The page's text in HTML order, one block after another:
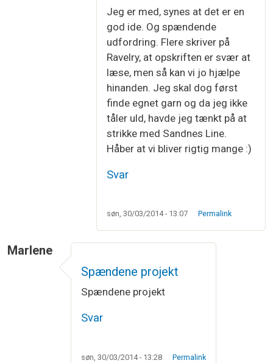
Jeg er med, synes at det er en
god ide. Og spændende
udfordring. Flere skriver på
Ravelry, at opskriften er svær at
læse, men så kan vi jo hjælpe
hinanden. Jeg skal dog først
finde egnet garn og da jeg ikke
tåler uld, havde jeg tænkt på at
strikke med Sandnes Line.
Håber at vi bliver rigtig mange :)
Svar
søn, 30/03/2014 - 13:07 Permalink
Marlene
Spændene projekt
Spændene projekt
Svar
søn, 30/03/2014 - 13:28 Permalink